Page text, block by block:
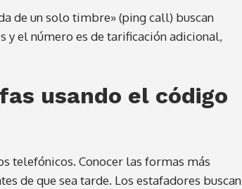
de un solo timbre» (ping call) buscan
y el número es de tarificación adicional,
usando el código
telefónicos. Conocer las formas más
de que sea tarde. Los estafadores buscan